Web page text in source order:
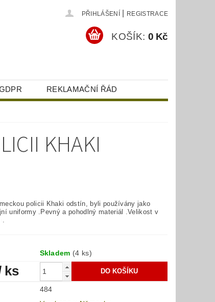
PŘIHLÁŠENÍ REGISTRACE
KOŠÍK: 0 Kč
REKLAMAČNÍ ŘÁD
KHAKI
policii Khaki odstín, byli používány jako
uniformy .Pevný a pohodlný materiál .Velikost v
.
Skladem (4 ks)
ks
484